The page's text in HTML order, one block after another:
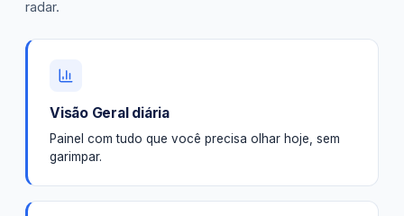
radar.
Visão Geral diária
Painel com tudo que você precisa olhar hoje, sem
garimpar.